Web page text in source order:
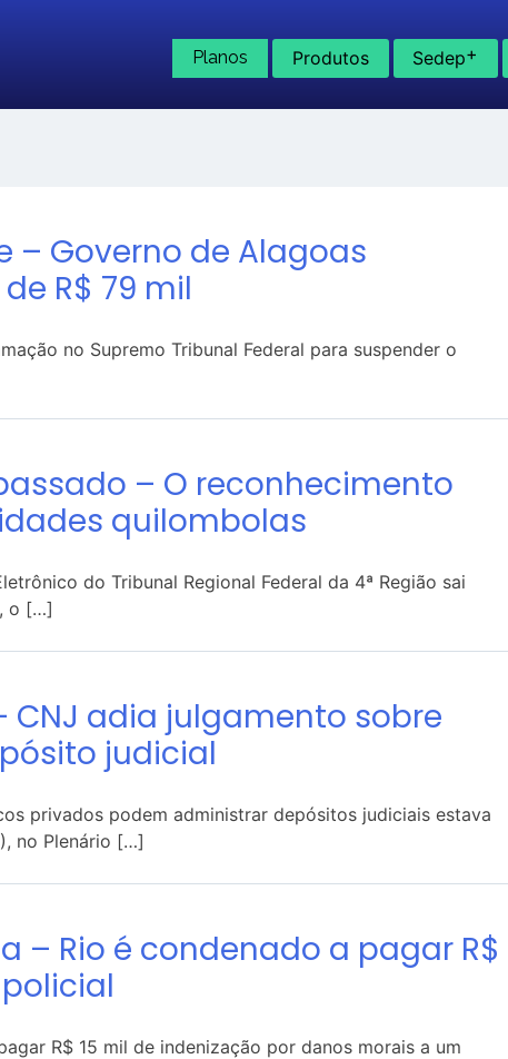
Planos Produtos Sedep+
– Governo de Alagoas
R$ 79 mil
no Supremo Tribunal Federal para suspender o
– O reconhecimento
quilombolas
do Tribunal Regional Federal da 4ª Região sai
o […]
CNJ adia julgamento sobre
judicial
privados podem administrar depósitos judiciais estava
no Plenário […]
– Rio é condenado a pagar R$
R$ 15 mil de indenização por danos morais a um